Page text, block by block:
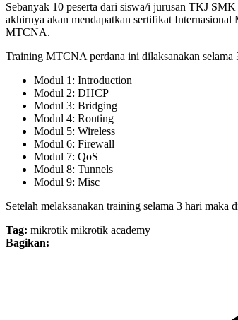
Sebanyak 10 peserta dari siswa/i jurusan TKJ
akhirnya akan mendapatkan sertifikat
MTCNA.
Training MTCNA perdana ini dilaksanakan
Modul 1: Introduction
Modul 2: DHCP
Modul 3: Bridging
Modul 4: Routing
Modul 5: Wireless
Modul 6: Firewall
Modul 7: QoS
Modul 8: Tunnels
Modul 9: Misc
Setelah melaksanakan training selama 3 hari
Tag: mikrotik mikrotik academy
Bagikan: